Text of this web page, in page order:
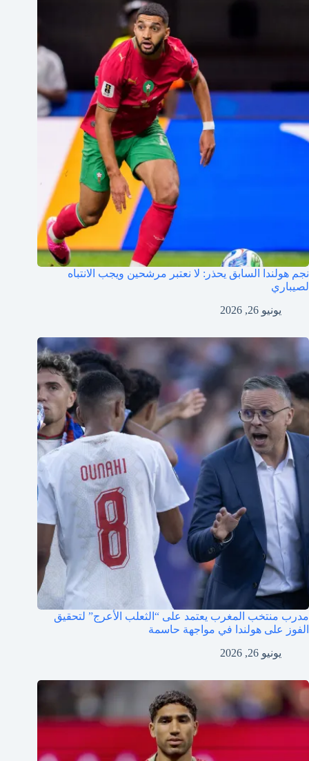
نجم هولندا السابق يحذر: لا نعتبر مرشحين ويجب الانتباه
لصيباري
يونيو 26, 2026
مدرب منتخب المغرب يعتمد على “الثعلب الأعرج” لتحقيق
الفوز على هولندا في مواجهة حاسمة
يونيو 26, 2026